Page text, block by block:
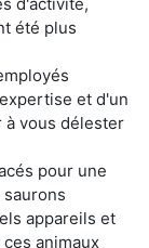
d'activité,
été plus
et d'un
à vous délester
pour une
appareils et
animaux